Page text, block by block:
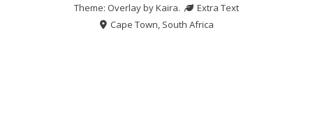
Theme: Overlay byKaira.
Extra Text
Cape Town, South Africa